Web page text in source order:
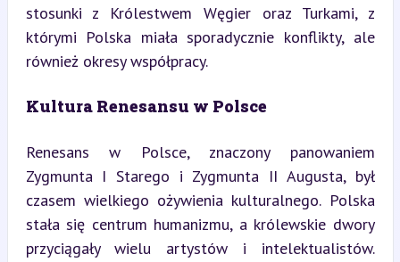
stosunki z Królestwem Węgier oraz Turkami, z
którymi Polska miała sporadycznie konflikty, ale
również okresy współpracy.
Kultura Renesansu w Polsce
Renesans w Polsce, znaczony panowaniem
Zygmunta I Starego i Zygmunta II Augusta, był
czasem wielkiego ożywienia kulturalnego. Polska
stała się centrum humanizmu, a królewskie dwory
przyciągały wielu artystów i intelektualistów.